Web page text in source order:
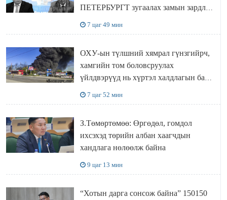
ПЕТЕРБУРГТ зугаалах замын зардлаа
7 цаг 49 мин
ОХУ-ын түлшний хямрал гүнзгийрч,
хамгийн том боловсруулах
үйлдвэрүүд нь хүртэл халдлагын бай
7 цаг 52 мин
З.Төмөртөмөө: Өргөдөл, гомдол
ихсэхэд төрийн албан хаагчдын
хандлага нөлөөлж байна
9 цаг 13 мин
“Хотын дарга сонсож байна” 150150